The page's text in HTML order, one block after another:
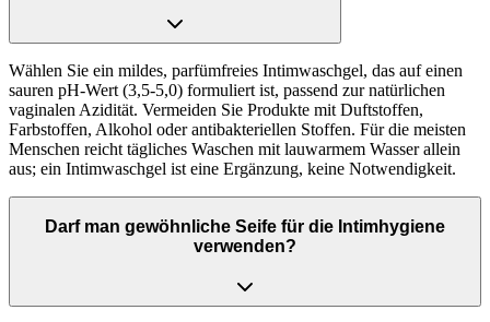
Wählen Sie ein mildes, parfümfreies Intimwaschgel, das auf einen
sauren pH-Wert (3,5-5,0) formuliert ist, passend zur natürlichen
vaginalen Azidität. Vermeiden Sie Produkte mit Duftstoffen,
Farbstoffen, Alkohol oder antibakteriellen Stoffen. Für die meisten
Menschen reicht tägliches Waschen mit lauwarmem Wasser allein
aus; ein Intimwaschgel ist eine Ergänzung, keine Notwendigkeit.
Darf man gewöhnliche Seife für die Intimhygiene
verwenden?